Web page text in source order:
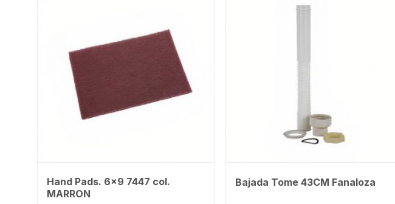
Hand Pads. 6×9 7447 col.
MARRON
Bajada Tome 43CM Fanaloza